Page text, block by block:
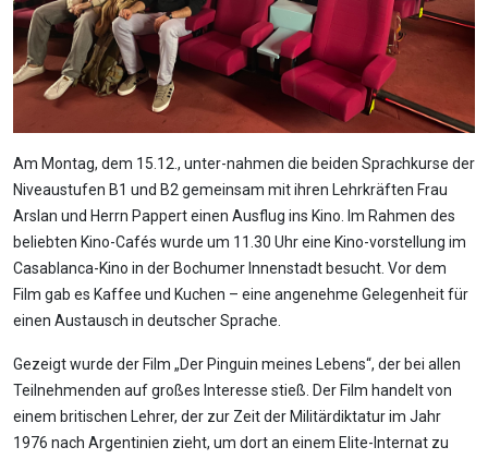
Am Montag, dem 15.12., unter-nahmen die beiden Sprachkurse der
Niveaustufen B1 und B2 gemeinsam mit ihren Lehrkräften Frau
Arslan und Herrn Pappert einen Ausflug ins Kino. Im Rahmen des
beliebten Kino-Cafés wurde um 11.30 Uhr eine Kino-vorstellung im
Casablanca-Kino in der Bochumer Innenstadt besucht. Vor dem
Film gab es Kaffee und Kuchen – eine angenehme Gelegenheit für
einen Austausch in deutscher Sprache.
Gezeigt wurde der Film „Der Pinguin meines Lebens“, der bei allen
Teilnehmenden auf großes Interesse stieß. Der Film handelt von
einem britischen Lehrer, der zur Zeit der Militärdiktatur im Jahr
1976 nach Argentinien zieht, um dort an einem Elite-Internat zu